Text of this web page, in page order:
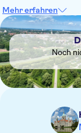
Es wird
Denk daran es
Eine
Mehr erfahren
DSA1Die
Noch